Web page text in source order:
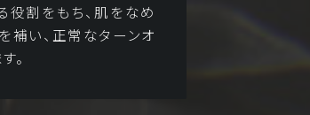
割をもち、肌をなめ
補い、正常なターンオ
。